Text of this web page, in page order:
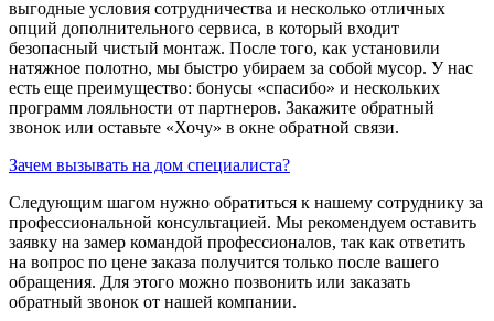
выгодные условия сотрудничества и несколько отличных
опций дополнительного сервиса, в который входит
безопасный чистый монтаж. После того, как установили
натяжное полотно, мы быстро убираем за собой мусор. У нас
есть еще преимущество: бонусы «спасибо» и нескольких
программ лояльности от партнеров. Закажите обратный
звонок или оставьте «Хочу» в окне обратной связи.
Зачем вызывать на дом специалиста?
Следующим шагом нужно обратиться к нашему сотруднику за
профессиональной консультацией. Мы рекомендуем оставить
заявку на замер командой профессионалов, так как ответить
на вопрос по цене заказа получится только после вашего
обращения. Для этого можно позвонить или заказать
обратный звонок от нашей компании.